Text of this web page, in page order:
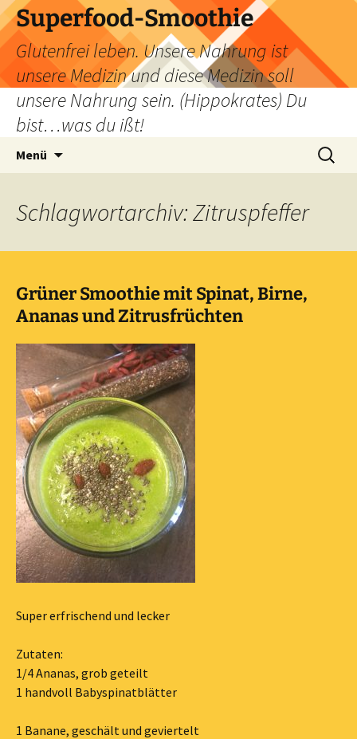
Zum
Inhalt
springen
Superfood-Smoothie
Glutenfrei leben. Unsere Nahrung ist
unsere Medizin und diese Medizin soll
unsere Nahrung sein. (Hippokrates) Du
bist…was du ißt!
Menü
Suchen
nach:
Schlagwortarchiv: Zitruspfeffer
Grüner Smoothie mit Spinat, Birne,
Ananas und Zitrusfrüchten
Super erfrischend und lecker
Zutaten:
1/4 Ananas, grob geteilt
1 handvoll Babyspinatblätter
1 Banane, geschält und geviertelt